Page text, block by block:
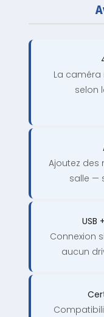
La
selon
Ajoutez des
salle —
USB
Connexion
aucun